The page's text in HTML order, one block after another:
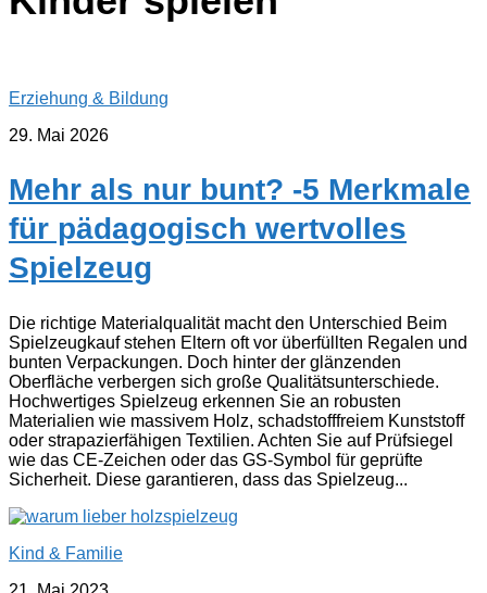
Erziehung & Bildung
29. Mai 2026
Mehr als nur bunt? -5 Merkmale
für pädagogisch wertvolles
Spielzeug
Die richtige Materialqualität macht den Unterschied Beim
Spielzeugkauf stehen Eltern oft vor überfüllten Regalen und
bunten Verpackungen. Doch hinter der glänzenden
Oberfläche verbergen sich große Qualitätsunterschiede.
Hochwertiges Spielzeug erkennen Sie an robusten
Materialien wie massivem Holz, schadstofffreiem Kunststoff
oder strapazierfähigen Textilien. Achten Sie auf Prüfsiegel
wie das CE-Zeichen oder das GS-Symbol für geprüfte
Sicherheit. Diese garantieren, dass das Spielzeug...
Kind & Familie